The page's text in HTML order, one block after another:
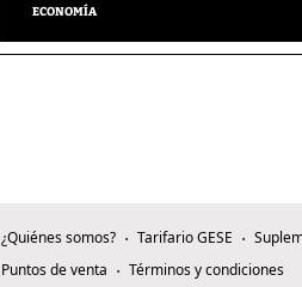
ECONOMÍA
¿Quiénes somos? Tarifario GESE
Puntos de venta
Términos y condiciones